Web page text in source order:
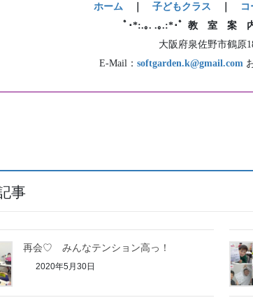
ホーム 子どもクラス
ﾟ･*:.｡. .｡.:*･゜教 室 案 内
大阪府泉佐野市鶴原
E-Mail： softgarden.k@gmail.com
事
再会♡ みんなテンション高っ！
2020年5月30日